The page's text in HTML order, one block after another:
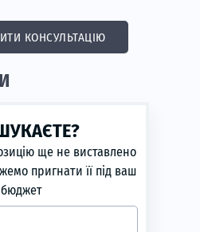
КОНСУЛЬТАЦІЮ
ще не виставлено
пригнати її під ваш
бюджет